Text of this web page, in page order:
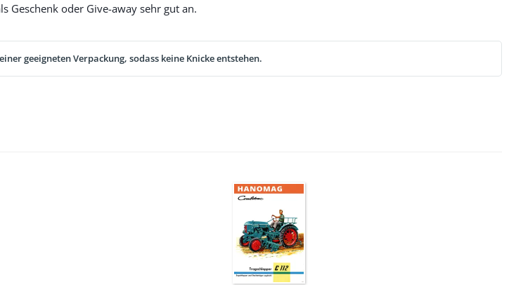
Geschenk oder Give-away sehr gut an.
geeigneten Verpackung, sodass keine Knicke entstehen.